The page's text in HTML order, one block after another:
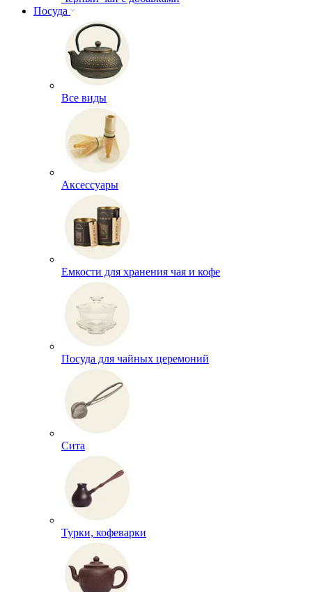
Посуда
Все виды
Аксессуары
Емкости для хранения чая и кофе
Посуда для чайных церемоний
Сита
Турки, кофеварки